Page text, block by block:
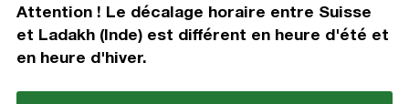
Attention ! Le décalage horaire entre Suisse
et Ladakh (Inde) est différent en heure d'été et
en heure d'hiver.